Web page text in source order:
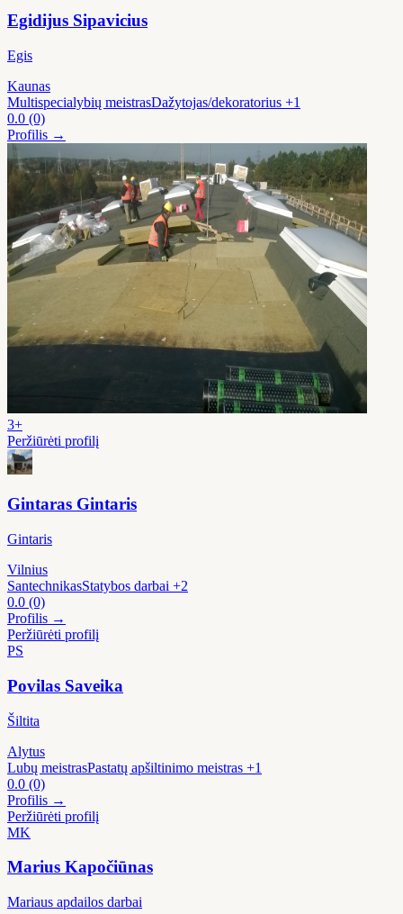
Egidijus Sipavicius
Egis
Kaunas
Multispecialybių meistrasDažytojas/dekoratorius +1
0.0 (0)
Profilis →
3+
Peržiūrėti profilį
Gintaras Gintaris
Gintaris
Vilnius
SantechnikasStatybos darbai +2
0.0 (0)
Profilis →
Peržiūrėti profilį
PS
Povilas Saveika
Šiltita
Alytus
Lubų meistrasPastatų apšiltinimo meistras +1
0.0 (0)
Profilis →
Peržiūrėti profilį
MK
Marius Kapočiūnas
Mariaus apdailos darbai